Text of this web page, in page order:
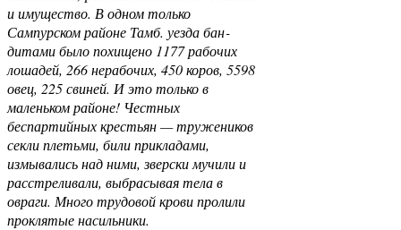
и имущество. В одном только
Сампурском районе Тамб. уезда бан­
дитами было похищено 1177 рабочих
лошадей, 266 нерабочих, 450 коров, 5598
овец, 225 свиней. И это только в
маленьком районе! Честных
беспартийных крестьян — тружеников
секли плетьми, били прикладами,
измывались над ними, зверски мучили и
расстреливали, выбрасывая тела в
овраги. Много трудовой крови пролили
проклятые насильники.